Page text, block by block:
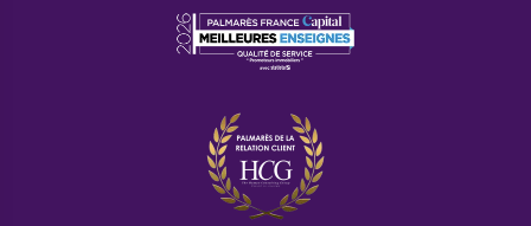
vous permettra de bénéficier d’un accompagnement
sur mesure. Nous vous aiderons dans votre
recherche, nous trouverons ensemble un mode de
financement qui vous convient et vous pourrez ainsi